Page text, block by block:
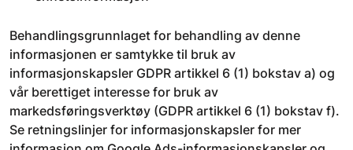
Behandlingsgrunnlaget for behandling av denne
informasjonen er samtykke til bruk av
informasjonskapsler GDPR artikkel 6 (1) bokstav a) og
vår berettiget interesse for bruk av
markedsføringsverktøy (GDPR artikkel 6 (1) bokstav f).
Se retningslinjer for informasjonskapsler for mer